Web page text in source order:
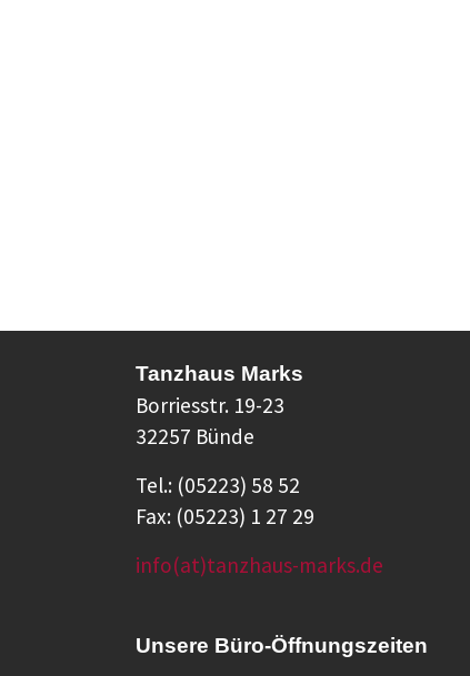
Tanzhaus Marks
Borriesstr. 19-23
32257 Bünde
Tel.: (05223) 58 52
Fax: (05223) 1 27 29
info(at)tanzhaus-marks.de
Unsere Büro-Öffnungszeiten